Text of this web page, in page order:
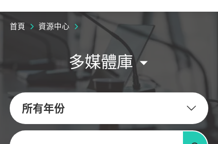
首頁 資源中心
多媒體庫
所有年份
關鍵字